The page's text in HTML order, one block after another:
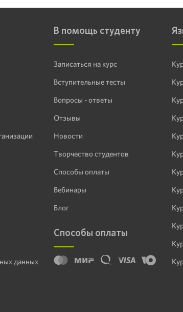
данных
В помощь студенту
Записаться на курс
Вступительные тесты
Вопросы - ответы
Отзывы
Новости
Творчество студентов
Способы оплаты
Вебинары
Блог
Способы оплаты